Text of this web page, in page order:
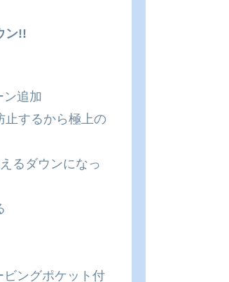
ン!!
ン追加
止するから極上の
るダウンになっ
ビングポケット付